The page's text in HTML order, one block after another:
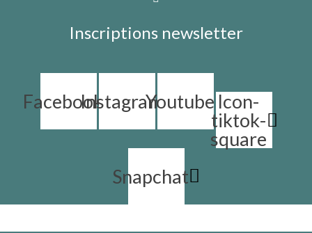
Inscriptions newsletter
FacebookInstagramYoutube Icon-
tiktok-
square
Snapchat